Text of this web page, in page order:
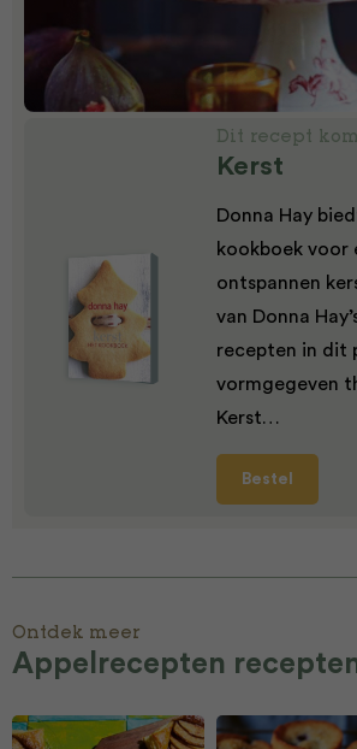
Dit recept
Kerst
Donna Hay
kookboek voor
ontspannen
van Donna
recepten in dit
vormgegeven
Kerst…
Bestel
Ontdek meer
Appelrecepten